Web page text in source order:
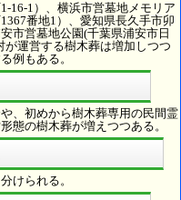
16-1）、横浜市営墓地メモリア
番地1）、愛知県長久手市卯
市営墓地公園(千葉県浦安市日
運営する樹木葬は増加しつつ
例もある。
、初めから樹木葬専用の民間霊
態の樹木葬が増えつつある。
けられる。